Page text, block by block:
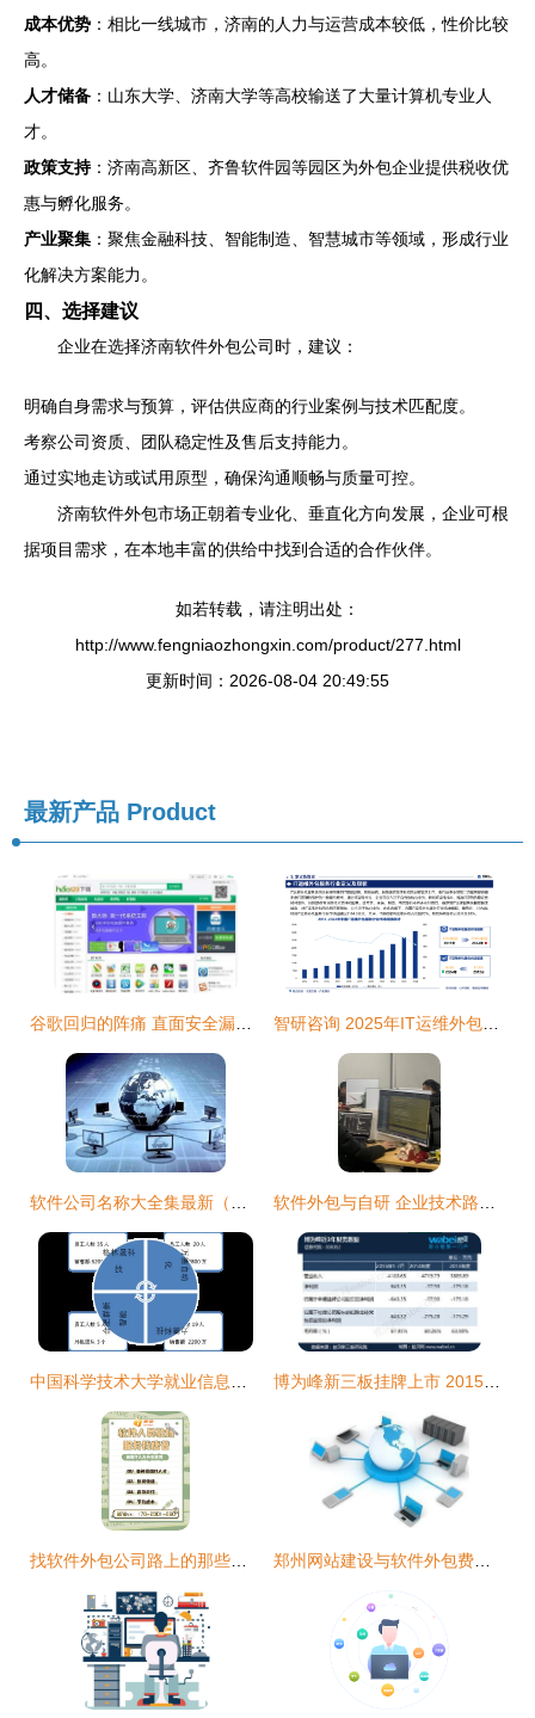
成本优势 ：相比一线城市，济南的人力与运营成本较低，性价比较
高。
人才储备 ：山东大学、济南大学等高校输送了大量计算机专业人
才。
政策支持：济南高新区、齐鲁软件园等园区为外包企业提供税收优
惠与孵化服务。
产业聚集 ：聚焦金融科技、智能制造、智慧城市等领域，形成行业
化解决方案能力。
四、选择建议
企业在选择济南软件外包公司时，建议：
明确自身需求与预算，评估供应商的行业案例与技术匹配度。
考察公司资质、团队稳定性及售后支持能力。
通过实地走访或试用原型，确保沟通顺畅与质量可控。
济南软件外包市场正朝着专业化、垂直化方向发展，企业可根
据项目需求，在本地丰富的供给中找到合适的合作伙伴。
如若转载，请注明出处：
http://www.fengniaozhongxin.com/product/277.html
更新时间：2026-08-04 20:49:55
最新产品 Product